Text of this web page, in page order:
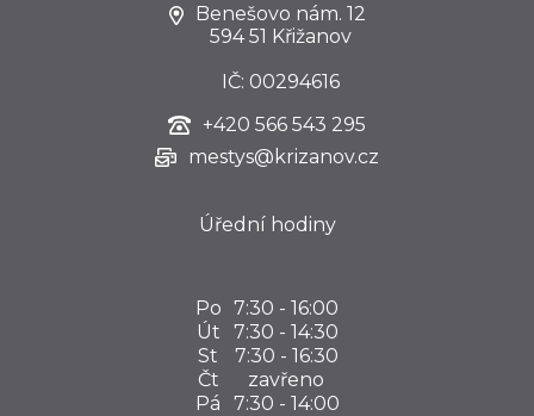
Benešovo nám. 12
594 51 Křižanov
IČ: 00294616
+420 566 543 295
mestys@krizanov.cz
Úřední hodiny
Po 7:30 - 16:00
Út
7:30 - 14:30
St
7:30 - 16:30
Čt
zavřeno
Pá
7:30 - 14:00